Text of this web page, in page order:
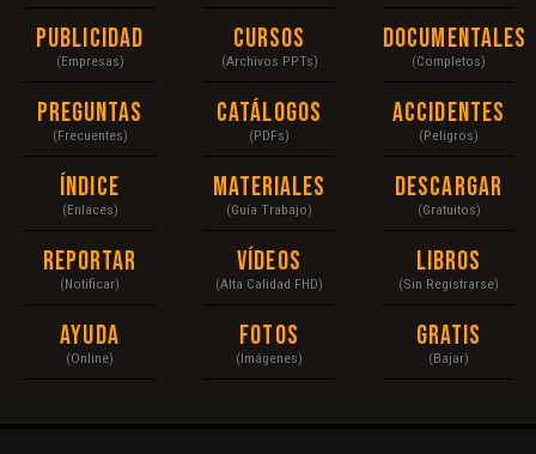
Publicidad
(Empresas)
Preguntas
(Frecuentes)
Índice
(Enlaces)
Reportar
(Notificar)
Ayuda
(Online)
Cursos
(Archivos PPTs)
Catálogos
(PDFs)
Materiales
(Guía Trabajo)
Vídeos
(Alta Calidad FHD)
Fotos
(Imágenes)
Documentales
(Completos)
Accidentes
(Peligros)
Descargar
(Gratuitos)
Libros
(Sin Registrarse)
Gratis
(Bajar)